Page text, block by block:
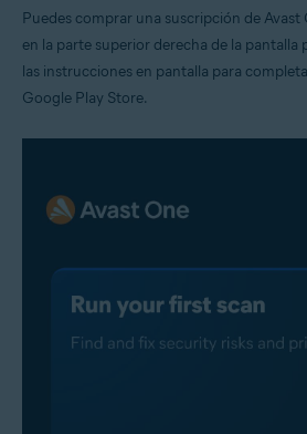
Puedes comprar una suscripción de Avast
en la parte superior derecha de la pantalla
las instrucciones en pantalla para
Google Play Store.